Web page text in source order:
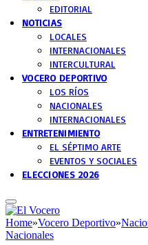
EDITORIAL
NOTICIAS
LOCALES
INTERNACIONALES
INTERCULTURAL
VOCERO DEPORTIVO
LOS RÍOS
NACIONALES
INTERNACIONALES
ENTRETENIMIENTO
EL SÉPTIMO ARTE
EVENTOS Y SOCIALES
ELECCIONES 2026
Home»Vocero Deportivo»
Nacionales